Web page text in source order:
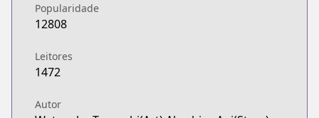
Popularidade
12808
Leitores
1472
Autor